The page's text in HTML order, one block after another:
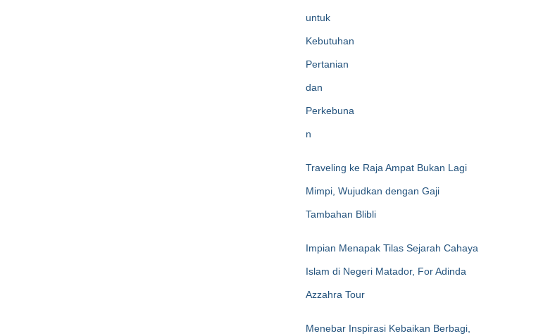
Traveling ke Raja Ampat Bukan Lagi
Mimpi, Wujudkan dengan Gaji
Tambahan Blibli
Impian Menapak Tilas Sejarah Cahaya
Islam di Negeri Matador, For Adinda
Azzahra Tour
Menebar Inspirasi Kebaikan Berbagi,